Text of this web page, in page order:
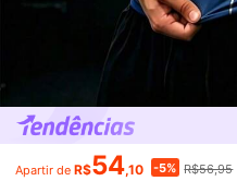
Apartir de R$54,10 -5% R$56,95